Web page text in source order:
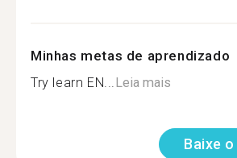
Minhas metas de aprendizado
Try learn EN...Leia mais
Baixe